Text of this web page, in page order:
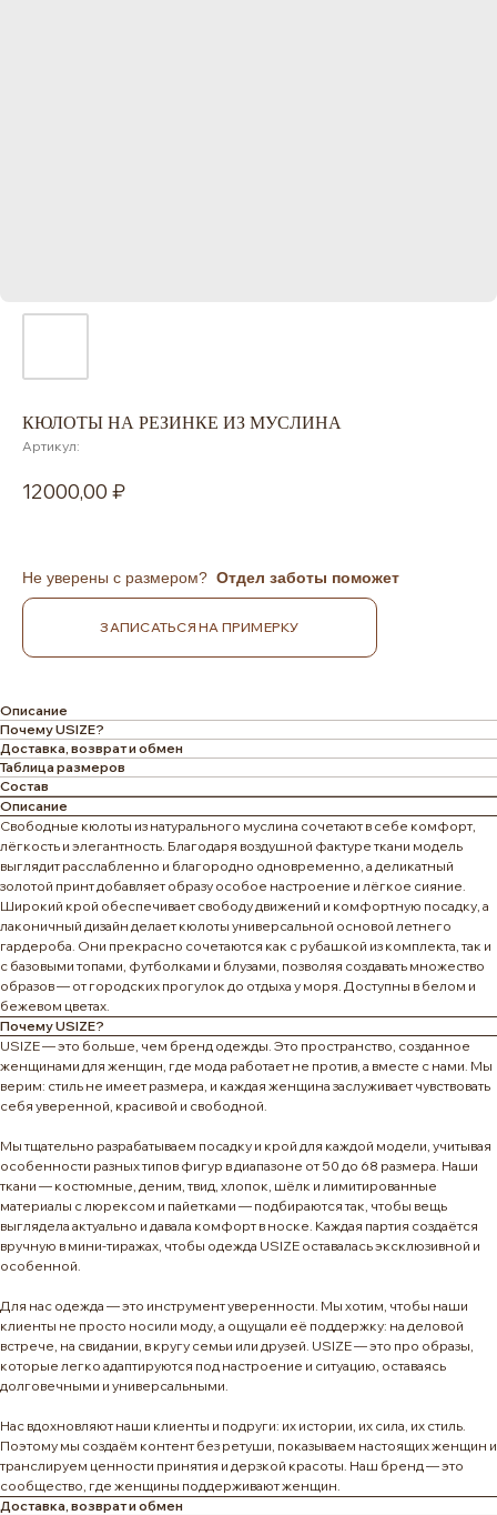
КЮЛОТЫ НА РЕЗИНКЕ ИЗ МУСЛИНА
Артикул:
12000,00
Не уверены с размером? Отдел заботы поможет
ЗАПИСАТЬСЯ НА ПРИМЕРКУ
Описание
Почему USIZE?
Доставка, возврат и обмен
Таблица размеров
Состав
Описание
Свободные кюлоты из натурального муслина сочетают в себе комфорт,
лёгкость и элегантность. Благодаря воздушной фактуре ткани модель
выглядит расслабленно и благородно одновременно, а деликатный
золотой принт добавляет образу особое настроение и лёгкое сияние.
Широкий крой обеспечивает свободу движений и комфортную посадку, а
лаконичный дизайн делает кюлоты универсальной основой летнего
гардероба. Они прекрасно сочетаются как с рубашкой из комплекта, так и
с базовыми топами, футболками и блузами, позволяя создавать множество
образов — от городских прогулок до отдыха у моря. Доступны в белом и
бежевом цветах.
Почему USIZE?
USIZE — это больше, чем бренд одежды. Это пространство, созданное
женщинами для женщин, где мода работает не против, а вместе с нами. Мы
верим: стиль не имеет размера, и каждая женщина заслуживает чувствовать
себя уверенной, красивой и свободной.
Мы тщательно разрабатываем посадку и крой для каждой модели, учитывая
особенности разных типов фигур в диапазоне от 50 до 68 размера. Наши
ткани — костюмные, деним, твид, хлопок, шёлк и лимитированные
материалы с люрексом и пайетками — подбираются так, чтобы вещь
выглядела актуально и давала комфорт в носке. Каждая партия создаётся
вручную в мини-тиражах, чтобы одежда USIZE оставалась эксклюзивной и
особенной.
Для нас одежда — это инструмент уверенности. Мы хотим, чтобы наши
клиенты не просто носили моду, а ощущали её поддержку: на деловой
встрече, на свидании, в кругу семьи или друзей. USIZE — это про образы,
которые легко адаптируются под настроение и ситуацию, оставаясь
долговечными и универсальными.
Нас вдохновляют наши клиенты и подруги: их истории, их сила, их стиль.
Поэтому мы создаём контент без ретуши, показываем настоящих женщин и
транслируем ценности принятия и дерзкой красоты. Наш бренд — это
сообщество, где женщины поддерживают женщин.
Доставка, возврат и обмен